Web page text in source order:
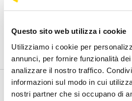
Questo sito web utilizza i cookie
Utilizziamo i cookie per
annunci, per fornire funzionalità
analizzare il nostro traffico.
informazioni sul modo in cui
nostri partner che si occupano di
David Guetta - Milano
06
F1 - Monza 2026
06
ASAP Rocky - Milano 2026
Benvenuto nella pagina delle